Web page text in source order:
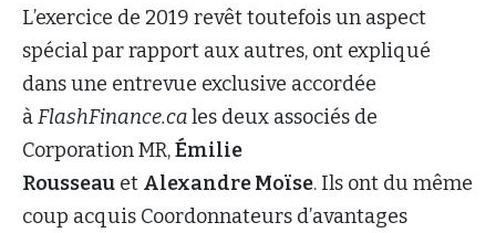
L’exercice de 2019 revêt toutefois un aspect
spécial par rapport aux autres, ont expliqué
dans une entrevue exclusive accordée
àFlashFinance.cales deux associés de
Corporation MR,Émilie
Rousseau et Alexandre Moïse. Ils ont du même
coup acquis Coordonnateurs d’avantages